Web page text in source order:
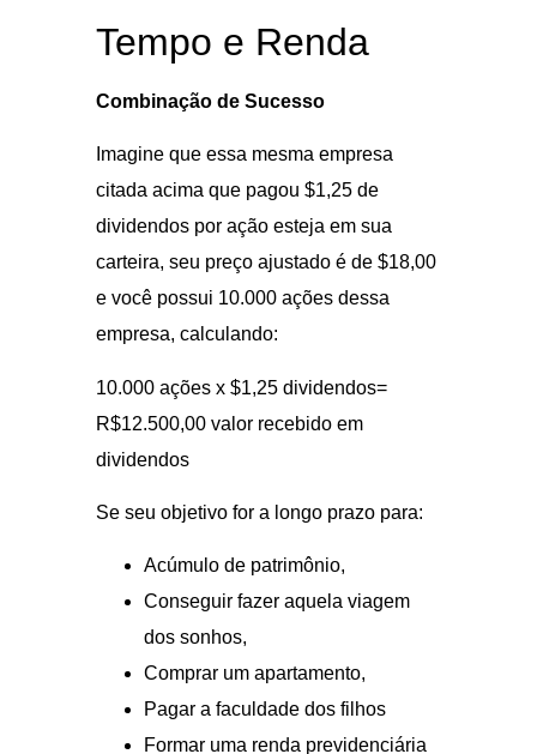
Tempo e Renda
Combinação de Sucesso
Imagine que essa mesma empresa
citada acima que pagou $1,25 de
dividendos por ação esteja em sua
carteira, seu preço ajustado é de $18,00
e você possui 10.000 ações dessa
empresa, calculando:
10.000 ações x $1,25 dividendos=
R$12.500,00 valor recebido em
dividendos
Se seu objetivo for a longo prazo para:
Acúmulo de patrimônio,
Conseguir fazer aquela viagem
dos sonhos,
Comprar um apartamento,
Pagar a faculdade dos filhos
Formar uma renda previdenciária